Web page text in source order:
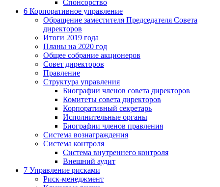
Спонсорство
6 Корпоративное управление
Обращение заместителя Председателя Совета
директоров
Итоги 2019 года
Планы на 2020 год
Общее собрание акционеров
Совет директоров
Правление
Структура управления
Биографии членов совета директоров
Комитеты совета директоров
Корпоративный секретарь
Исполнительные органы
Биографии членов правления
Система вознаграждения
Система контроля
Система внутреннего контроля
Внешний аудит
7 Управление рисками
Риск-менеджмент